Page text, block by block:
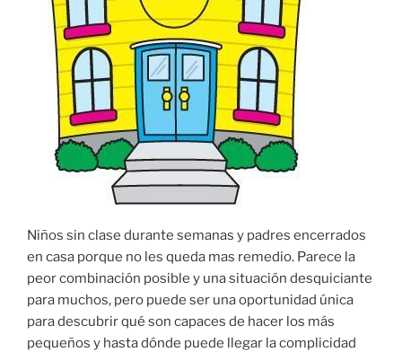
Niños sin clase durante semanas y padres encerrados
en casa porque no les queda mas remedio. Parece la
peor combinación posible y una situación desquiciante
para muchos, pero puede ser una oportunidad única
para descubrir qué son capaces de hacer los más
pequeños y hasta dónde puede llegar la complicidad